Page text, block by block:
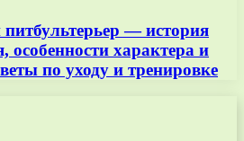
— история
особенности характера и
по уходу и тренировке